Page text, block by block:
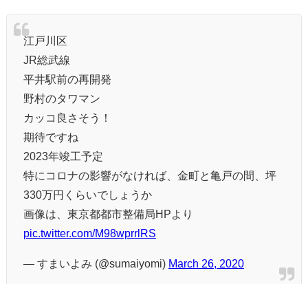
江戸川区
JR総武線
平井駅前の再開発
野村のタワマン
カッコ良さそう！
期待ですね
2023年竣工予定
特にコロナの影響がなければ、金町と亀戸の間、坪
330万円くらいでしょうか
画像は、東京都都市整備局HPより
pic.twitter.com/M98wprrlRS
— すまいよみ (@sumaiyomi) March 26, 2020